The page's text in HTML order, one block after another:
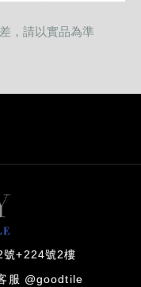
，請以實品為準
號+224號2樓
服 @goodtile